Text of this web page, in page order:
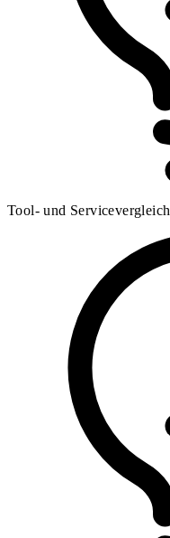
Tool- und Servicevergleich